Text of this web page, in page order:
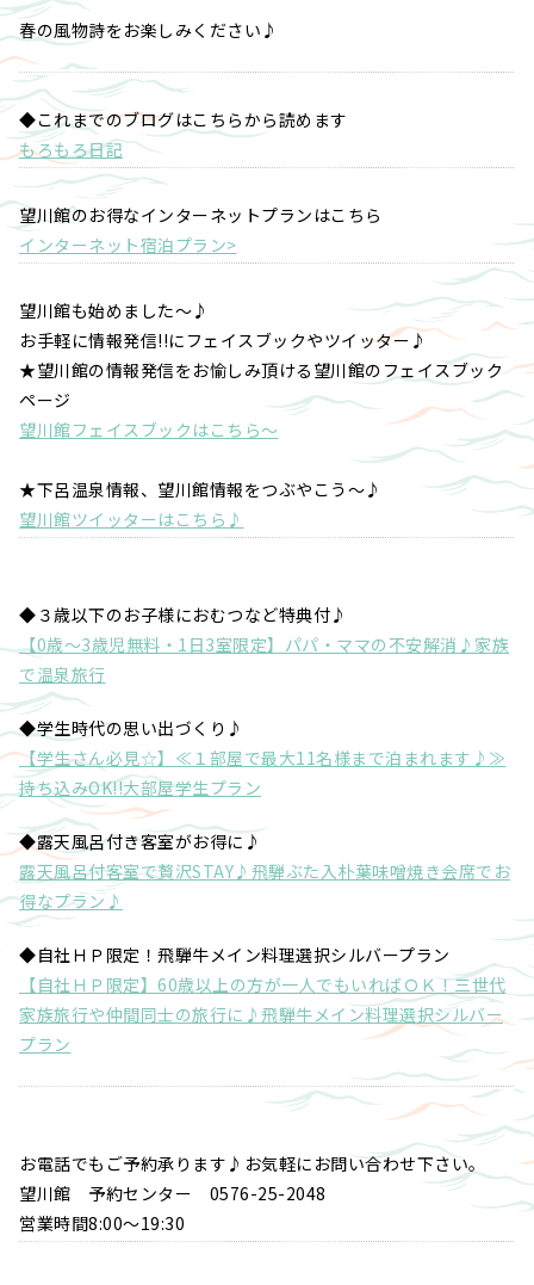
春の風物詩をお楽しみください♪
◆これまでのブログはこちらから読めます
もろもろ日記
望川館のお得なインターネットプランはこちら
インターネット宿泊プラン>
望川館も始めました～♪
お手軽に情報発信!!にフェイスブックやツイッター♪
★望川館の情報発信をお愉しみ頂ける望川館のフェイスブック
ページ
望川館フェイスブックはこちら～
★下呂温泉情報、望川館情報をつぶやこう～♪
望川館ツイッターはこちら♪
◆３歳以下のお子様におむつなど特典付♪
【0歳～3歳児無料・1日3室限定】パパ・ママの不安解消♪家族
で温泉旅行
◆学生時代の思い出づくり♪
【学生さん必見☆】≪１部屋で最大11名様まで泊まれます♪≫
持ち込みOK!!大部屋学生プラン
◆露天風呂付き客室がお得に♪
露天風呂付客室で贅沢STAY♪飛騨ぶた入朴葉味噌焼き会席でお
得なプラン♪
◆自社ＨＰ限定！飛騨牛メイン料理選択シルバープラン
【自社ＨＰ限定】60歳以上の方が一人でもいればＯＫ！三世代
家族旅行や仲間同士の旅行に♪飛騨牛メイン料理選択シルバー
プラン
お電話でもご予約承ります♪お気軽にお問い合わせ下さい。
望川館 予約センター 0576-25-2048
営業時間8:00～19:30